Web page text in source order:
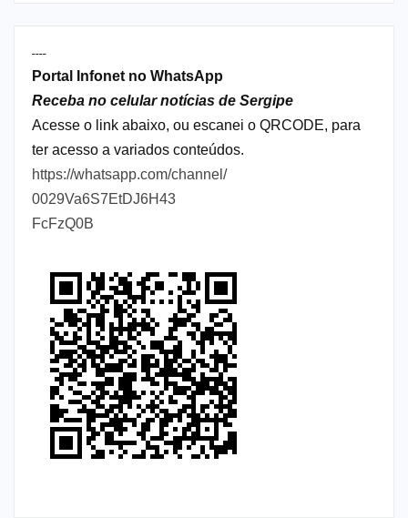
----
Portal Infonet no WhatsApp
Receba no celular notícias de Sergipe
Acesse o link abaixo, ou escanei o QRCODE, para
ter acesso a variados conteúdos.
https://whatsapp.com/channel/
0029Va6S7EtDJ6H43
FcFzQ0B